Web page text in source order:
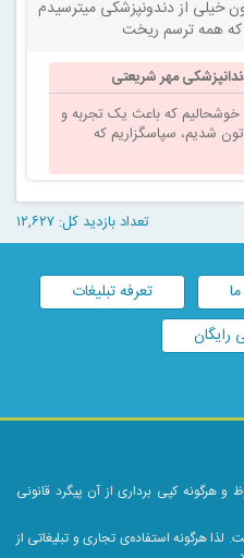
خیلی از دندونپزشکی میترسیدم
که همه ترسم ریخت
مهر شریعتی
خوشحالیم که باعث یک تجربه و
شدیم، سپاسگزاریم که
تعداد بازدید کل: ۱۲,۶۲۷
تعرفه تبلیغات
رایگان
کپی برداری از آن پیگرد قانونی
لذا هرگونه استفاده‌ی تجاری و تبلیغاتی از